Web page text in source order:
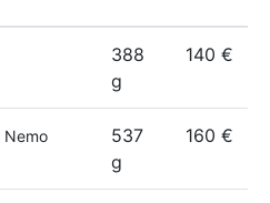
388
g
140 €
Nemo
537
g
160 €